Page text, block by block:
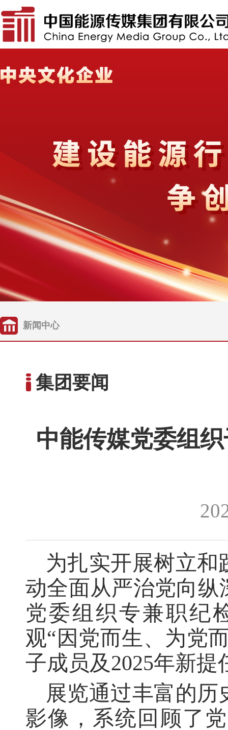
新闻中心
集团要闻
中能传媒党委组
为扎实开展树立和
动全面从严治党向纵
党委组织专兼职纪
观“因党而生、为党
子成员及2025年新提
展览通过丰富的
影像，系统回顾了